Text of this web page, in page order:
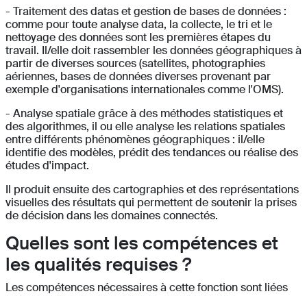
- Traitement des datas et gestion de bases de données :
comme pour toute analyse data, la collecte, le tri et le
nettoyage des données sont les premières étapes du
travail. Il/elle doit rassembler les données géographiques à
partir de diverses sources (satellites, photographies
aériennes, bases de données diverses provenant par
exemple d'organisations internationales comme l'OMS).
- Analyse spatiale grâce à des méthodes statistiques et
des algorithmes, il ou elle analyse les relations spatiales
entre différents phénomènes géographiques : il/elle
identifie des modèles, prédit des tendances ou réalise des
études d'impact.
Il produit ensuite des cartographies et des représentations
visuelles des résultats qui permettent de soutenir la prises
de décision dans les domaines connectés.
Quelles sont les compétences et
les qualités requises ?
Les compétences nécessaires à cette fonction sont liées